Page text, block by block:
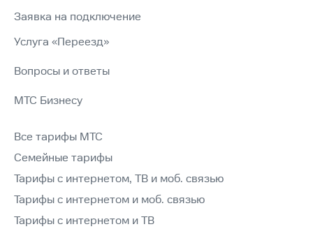
Заявка на подключение
Услуга «Переезд»
Вопросы и ответы
МТС Бизнесу
Все тарифы МТС
Семейные тарифы
Тарифы с интернетом, ТВ и моб. связью
Тарифы с интернетом и моб. связью
Тарифы с интернетом и ТВ